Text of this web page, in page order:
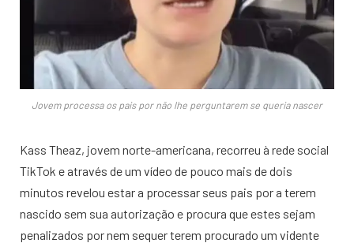
Jovem processa os pais por não lhe perguntarem se queria nascer
Kass Theaz, jovem norte-americana, recorreu à rede social
TikTok e através de um vídeo de pouco mais de dois
minutos revelou estar a processar seus pais por a terem
nascido sem sua autorização e procura que estes sejam
penalizados por nem sequer terem procurado um vidente